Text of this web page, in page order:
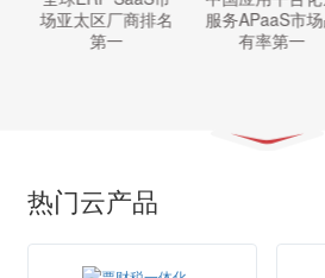
场亚太区厂商排名
第一
服务APaaS市场
有率第一
热门云产品